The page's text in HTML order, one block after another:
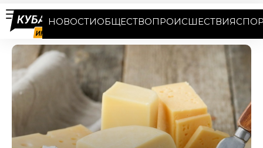
НОВОСТИОБЩЕСТВОПРОИСШЕСТВИЯ